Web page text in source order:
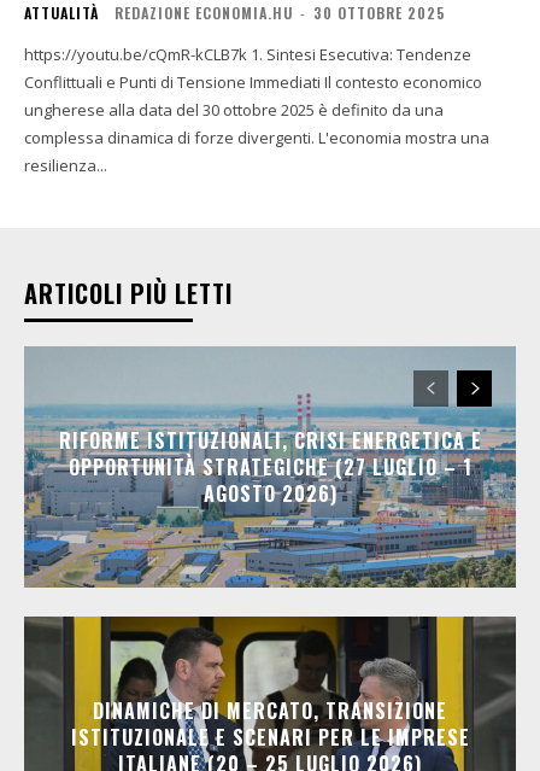
ATTUALITÀ REDAZIONE ECONOMIA.HU - 30 OTTOBRE 2025
https://youtu.be/cQmR-kCLB7k 1. Sintesi Esecutiva: Tendenze
Conflittuali e Punti di Tensione Immediati Il contesto economico
ungherese alla data del 30 ottobre 2025 è definito da una
complessa dinamica di forze divergenti. L'economia mostra una
resilienza...
ARTICOLI PIÙ LETTI
RIFORME ISTITUZIONALI, CRISI ENERGETICA E
OPPORTUNITÀ STRATEGICHE (27 LUGLIO – 1
AGOSTO 2026)
DINAMICHE DI MERCATO, TRANSIZIONE
ISTITUZIONALE E SCENARI PER LE IMPRESE
ITALIANE (20 – 25 LUGLIO 2026)